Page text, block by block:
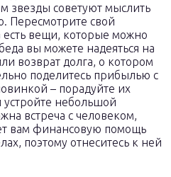
звезды советуют мыслить
Пересмотрите свой
есть вещи, которые можно
вы можете надеяться на
возврат долга, о котором
поделитесь прибылью с
– порадуйте их
небольшой
встреча с человеком,
вам финансовую помощь
поэтому отнеситесь к ней